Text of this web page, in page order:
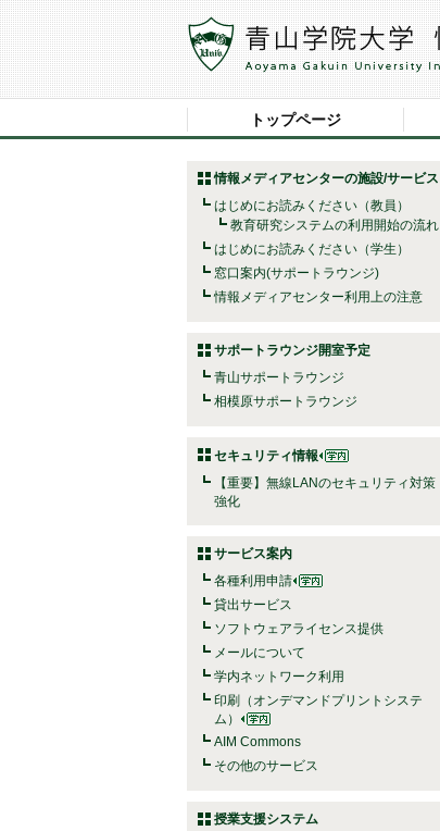
トップページ
情報メディアセンターの施設/サービス
はじめにお読みください（教員）
教育研究システムの利用開始の流れ
はじめにお読みください（学生）
窓口案内(サポートラウンジ)
情報メディアセンター利用上の注意
サポートラウンジ開室予定
青山サポートラウンジ
相模原サポートラウンジ
セキュリティ情報
【重要】無線LANのセキュリティ対策
強化
サービス案内
各種利用申請
貸出サービス
ソフトウェアライセンス提供
メールについて
学内ネットワーク利用
印刷（オンデマンドプリントシステ
ム）
AIM Commons
その他のサービス
授業支援システム